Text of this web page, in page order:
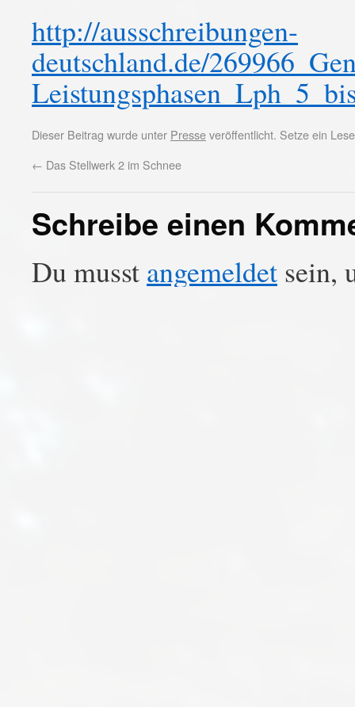
http://ausschreibungen-
deutschland.de/
Dieser Beitrag wurde unter Presseveröffentlicht. Setze ein
← Das Stellwerk 2 im Schnee
Schreibe einen
Du musst angemeldet sein,